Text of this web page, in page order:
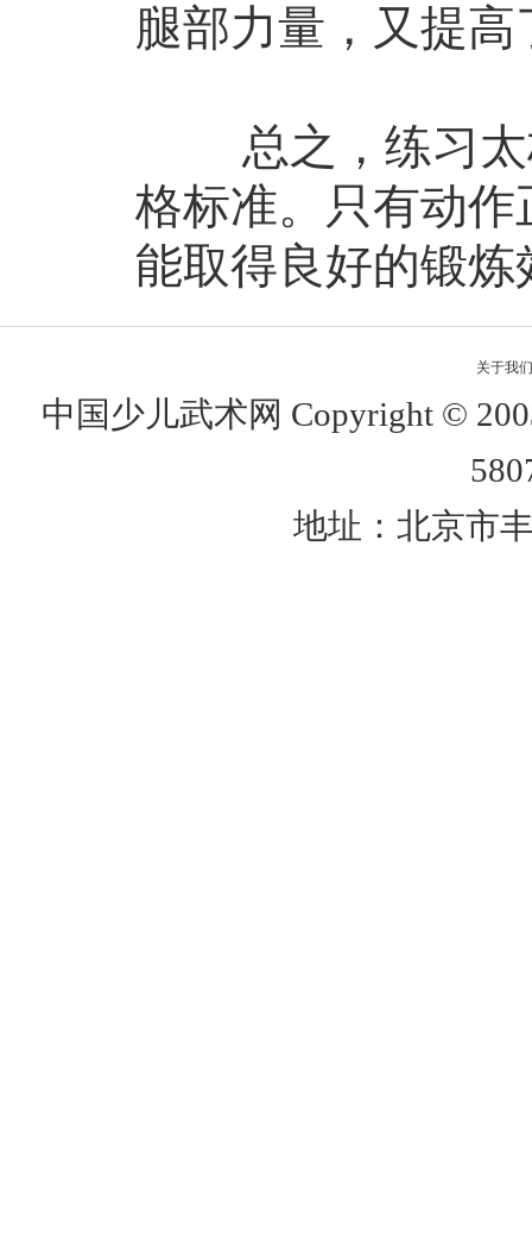
腿部力量，又提
总之，练习太
格标准。只有动
能取得良好的锻炼
关于我们
中国少儿武术网 Copyright ©
地址：北京市